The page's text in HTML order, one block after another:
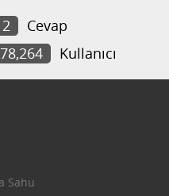
Cevap
Kullanıcı
Sahu